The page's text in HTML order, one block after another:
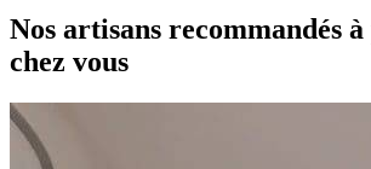
Nos artisans recommandés
chez vous